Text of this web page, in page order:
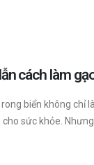
cách làm
biển không chỉ
cho sức khỏe.